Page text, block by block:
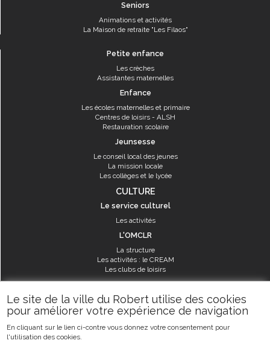
Le site de la ville du Robert utilise des cookies
pour améliorer votre expérience de navigation
En cliquant sur le lien ci-contre vous donnez votre consentement pour
l'utilisation des cookies.
Seniors
Animations et activités
La Maison de retraite "Les Filaos"
Petite enfance
Les crèches
Assistantes maternelles
Enfance
Les écoles maternelles et primaire
Centres de loisirs - ALSH
Restauration scolaire
Jeunsesse
Le conseil local des jeunes
La mission locale
Les collèges et le lycée
CULTURE
Le service culturel
Les activités
L'OMCLR
La structure
Les activités : le CREAM
Les clubs de loisirs
SPORT
Les équipements sportifs
Les aménagements municipaux
Les activités